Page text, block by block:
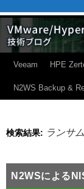
Veeam HPE
N2WS Backup &
検索結果: ランサ
N2WSによる